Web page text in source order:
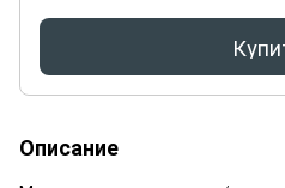
Описание